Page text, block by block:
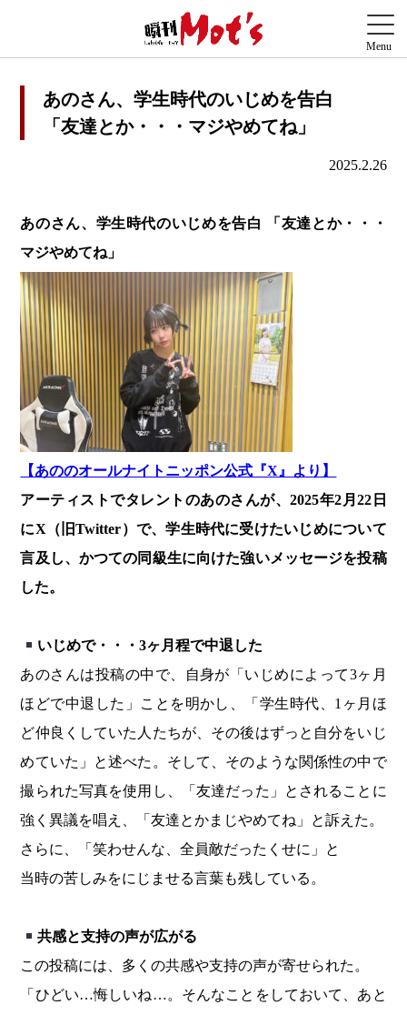
あのさん、学生時代のいじめを告白
「友達とか・・・マジやめてね」
2025.2.26
あのさん、学生時代のいじめを告白 「友達とか・・・
マジやめてね」
【あののオールナイトニッポン公式『X』より】
アーティストでタレントのあのさんが、2025年2月22日
にX（旧Twitter）で、学生時代に受けたいじめについて
言及し、かつての同級生に向けた強いメッセージを投稿
した。
いじめで・・・3ヶ月程で中退した
あのさんは投稿の中で、自身が「いじめによって3ヶ月
ほどで中退した」ことを明かし、「学生時代、1ヶ月ほ
ど仲良くしていた人たちが、その後はずっと自分をいじ
めていた」と述べた。そして、そのような関係性の中で
撮られた写真を使用し、「友達だった」とされることに
強く異議を唱え、「友達とかまじやめてね」と訴えた。
さらに、「笑わせんな、全員敵だったくせに」と
当時の苦しみをにじませる言葉も残している。
共感と支持の声が広がる
この投稿には、多くの共感や支持の声が寄せられた。
「ひどい…悔しいね…。そんなことをしておいて、あと